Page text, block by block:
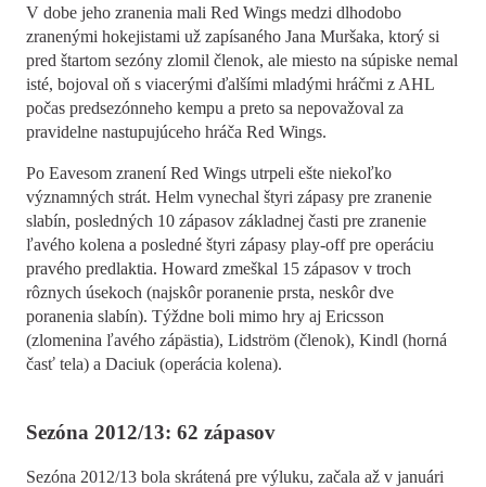
V dobe jeho zranenia mali Red Wings medzi dlhodobo
zranenými hokejistami už zapísaného Jana Muršaka, ktorý si
pred štartom sezóny zlomil členok, ale miesto na súpiske nemal
isté, bojoval oň s viacerými ďalšími mladými hráčmi z AHL
počas predsezónneho kempu a preto sa nepovažoval za
pravidelne nastupujúceho hráča Red Wings.
Po Eavesom zranení Red Wings utrpeli ešte niekoľko
významných strát. Helm vynechal štyri zápasy pre zranenie
slabín, posledných 10 zápasov základnej časti pre zranenie
ľavého kolena a posledné štyri zápasy play-off pre operáciu
pravého predlaktia. Howard zmeškal 15 zápasov v troch
rôznych úsekoch (najskôr poranenie prsta, neskôr dve
poranenia slabín). Týždne boli mimo hry aj Ericsson
(zlomenina ľavého zápästia), Lidström (členok), Kindl (horná
časť tela) a Daciuk (operácia kolena).
Sezóna 2012/13: 62 zápasov
Sezóna 2012/13 bola skrátená pre výluku, začala až v januári